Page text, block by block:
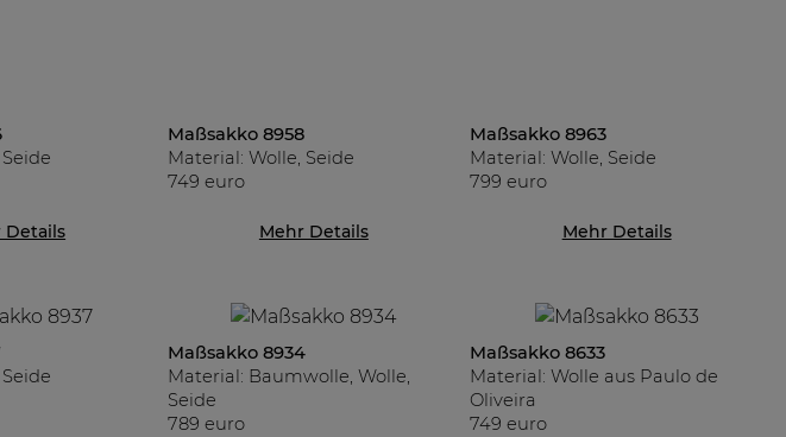
Details
Maßsakko 8958
Material: Wolle, Seide
749 euro
Mehr Details
Maßsakko 8963
Material: Wolle, Seide
799 euro
Mehr Details
Maßsakko 8934
Material: Baumwolle, Wolle,
Seide
789 euro
Maßsakko 8633
Material: Wolle aus Paulo de
Oliveira
749 euro